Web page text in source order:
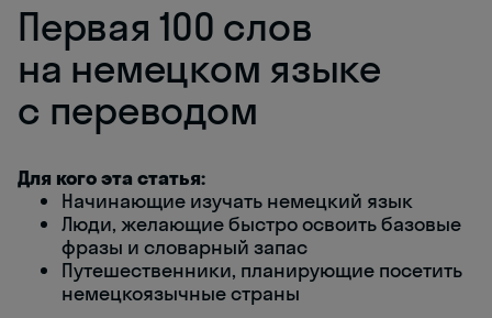
Первая 100 слов
на немецком языке
с переводом
Для кого эта статья:
Начинающие изучать немецкий язык
Люди, желающие быстро освоить базовые
фразы и словарный запас
Путешественники, планирующие посетить
немецкоязычные страны
Skyeng Chat